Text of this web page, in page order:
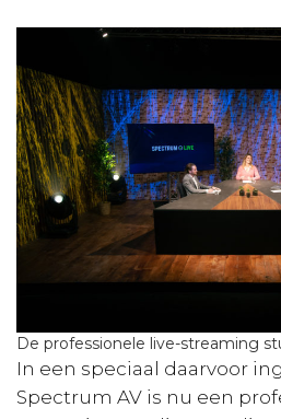
De professionele live-streaming
In een speciaal daarvoor
Spectrum AV is nu een